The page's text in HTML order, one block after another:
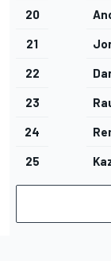
20
21
22
23
24
25